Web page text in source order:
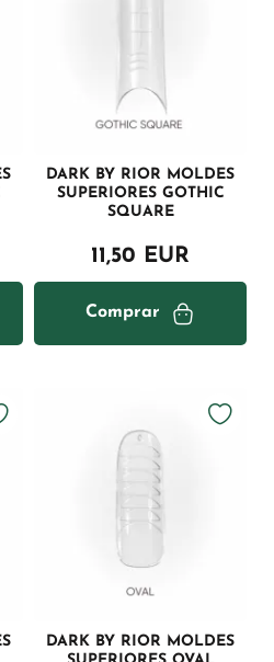
DARK BY RIOR MOLDES
SUPERIORES GOTHIC
SQUARE
11,50 EUR
Comprar
DARK BY RIOR MOLDES